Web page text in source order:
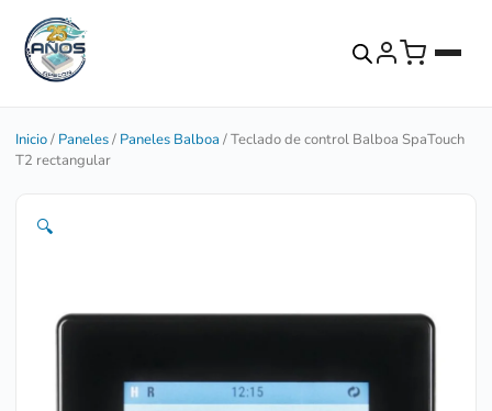
Inicio/ Paneles/ Paneles Balboa / Teclado de control Balboa SpaTouch
T2 rectangular
🔍